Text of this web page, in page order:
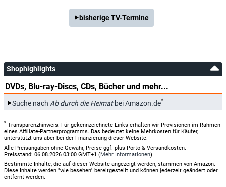
bisherige TV-Termine
Shophighlights
DVDs, Blu-ray-Discs, CDs, Bücher und mehr...
Suche nach Ab durch die Heimatbei Amazon.de*
* Transparenzhinweis: Für gekennzeichnete Links erhalten wir Provisionen im Rahmen
eines Affiliate-Partnerprogramms. Das bedeutet keine Mehrkosten für Käufer,
unterstützt uns aber bei der Finanzierung dieser Website.
Alle Preisangaben ohne Gewähr, Preise ggf. plus Porto & Versandkosten.
Preisstand: 06.08.2026 03:00 GMT+1 (Mehr Informationen)
Bestimmte Inhalte, die auf dieser Website angezeigt werden, stammen von Amazon.
Diese Inhalte werden "wie besehen" bereitgestellt und können jederzeit geändert oder
entfernt werden.